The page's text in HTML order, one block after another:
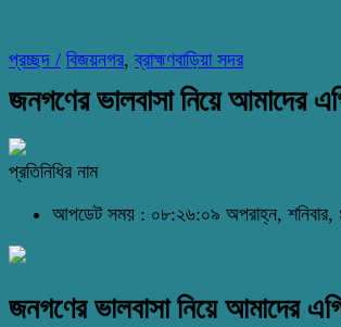
প্রচ্ছদ / বিজয়নগর,ব্রাহ্মণবাড়িয়া সদর
জনগণের ভালবাসা নিয়ে আমাদের
প্রতিনিধির নাম
আপডেট সময় : ০৮:২৬:০৯ অপরাহ্ন, শনিবার,
জনগণের ভালবাসা নিয়ে আমাদের